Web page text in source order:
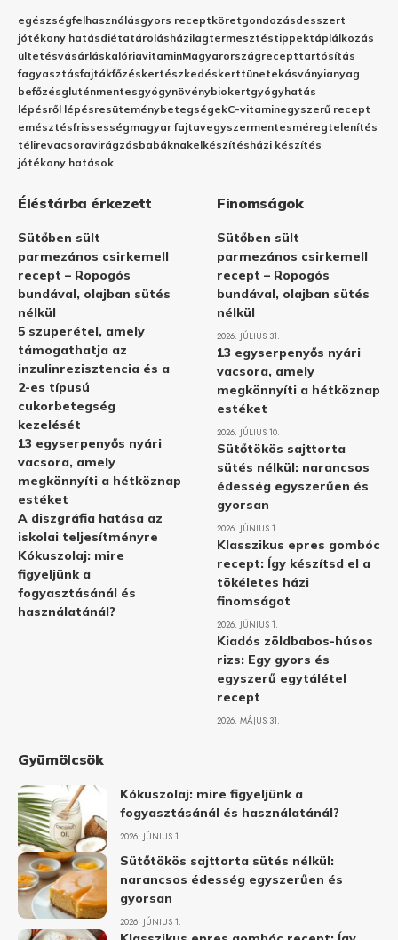
egészségfelhasználásgyors receptköretgondozásdesszert
jótékony hatásdiétatárolásházilagtermesztéstippektáplálkozás
ültetésvásárláskalóriavitaminMagyarországrecepttartósítás
fagyasztásfajtákfőzéskertészkedéskerttünetekásványianyag
befőzésgluténmentesgyógynövénybiokertgyógyhatás
lépésről lépésresüteménybetegségekC-vitaminegyszerű recept
emésztésfrissességmagyar fajtavegyszermentesméregtelenítés
télirevacsoravirágzásbabáknakelkészítésházi készítés
jótékony hatások
Éléstárba érkezett
Sütőben sült
parmezános csirkemell
recept – Ropogós
bundával, olajban sütés
nélkül
5 szuperétel, amely
támogathatja az
inzulinrezisztencia és a
2-es típusú
cukorbetegség
kezelését
13 egyserpenyős nyári
vacsora, amely
megkönnyíti a hétköznap
estéket
A diszgráfia hatása az
iskolai teljesítményre
Kókuszolaj: mire
figyeljünk a
fogyasztásánál és
használatánál?
Finomságok
Sütőben sült
parmezános csirkemell
recept – Ropogós
bundával, olajban sütés
nélkül
2026. JÚLIUS 31.
13 egyserpenyős nyári
vacsora, amely
megkönnyíti a hétköznap
estéket
2026. JÚLIUS 10.
Sütőtökös sajttorta
sütés nélkül: narancsos
édesség egyszerűen és
gyorsan
2026. JÚNIUS 1.
Klasszikus epres gombóc
recept: Így készítsd el a
tökéletes házi
finomságot
2026. JÚNIUS 1.
Kiadós zöldbabos-húsos
rizs: Egy gyors és
egyszerű egytálétel
recept
2026. MÁJUS 31.
Gyümölcsök
Kókuszolaj: mire figyeljünk a
fogyasztásánál és használatánál?
2026. JÚNIUS 1.
Sütőtökös sajttorta sütés nélkül:
narancsos édesség egyszerűen és
gyorsan
2026. JÚNIUS 1.